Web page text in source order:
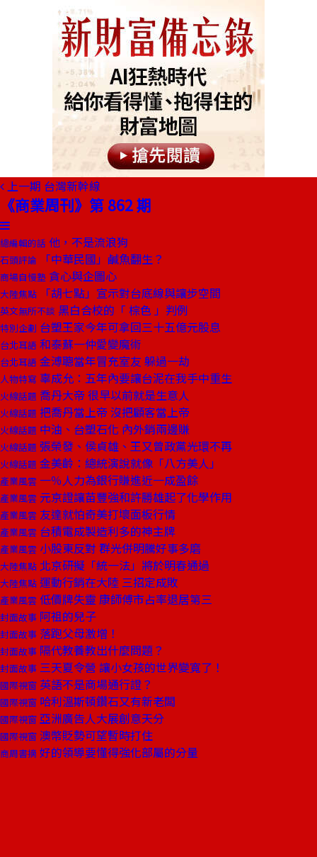
上一期 台灣新幹線
《商業周刊》第 862 期
總編輯的話 他，不是流浪狗
石頭評論 「中華民國」鹹魚翻生？
商場自慢塾 貪心與企圖心
大陸焦點 「胡七點」宣示對台底線與讓步空間
英文無所不談 黑白合校的「 棕色 」判例
特別企劃 台塑王家今年可拿回三十五億元股息
台北耳語 和泰蘇一仲愛變魔術
台北耳語 金溥聰當年冒充室友 躲過一劫
人物特寫 辜成允：五年內要讓台泥在我手中重生
火線話題 喬丹大帝 很早以前就是生意人
火線話題 把喬丹當上帝 沒把顧客當上帝
火線話題 中油、台塑石化 內外銷兩邊賺
火線話題 張榮發、侯貞雄、王又曾政黨光環不再
火線話題 金美齡：總統演說就像「八方美人」
產業風雲 一％人力為銀行賺進近一成盈餘
產業風雲 元京證讓苗豐強和許勝雄起了化學作用
產業風雲 友達就怕奇美打壞面板行情
產業風雲 台積電成製造利多的神主牌
產業風雲 小股東反對 群光併明騰好事多磨
大陸焦點 北京研擬「統一法」將於明春通過
大陸焦點 運動行銷在大陸 三招定成敗
產業風雲 低價牌失靈 康師傅市占率退居第三
封面故事 阿祖的兒子
封面故事 落跑父母激增！
封面故事 隔代教養教出什麼問題？
封面故事 三天夏令營 讓小女孩的世界變寬了！
國際視窗 英語不是商場通行證？
國際視窗 哈利溫斯頓鑽石又有新老闆
國際視窗 亞洲廣告人大展創意天分
國際視窗 澳幣貶勢可望暫時打住
商周書摘 好的領導要懂得強化部屬的分量